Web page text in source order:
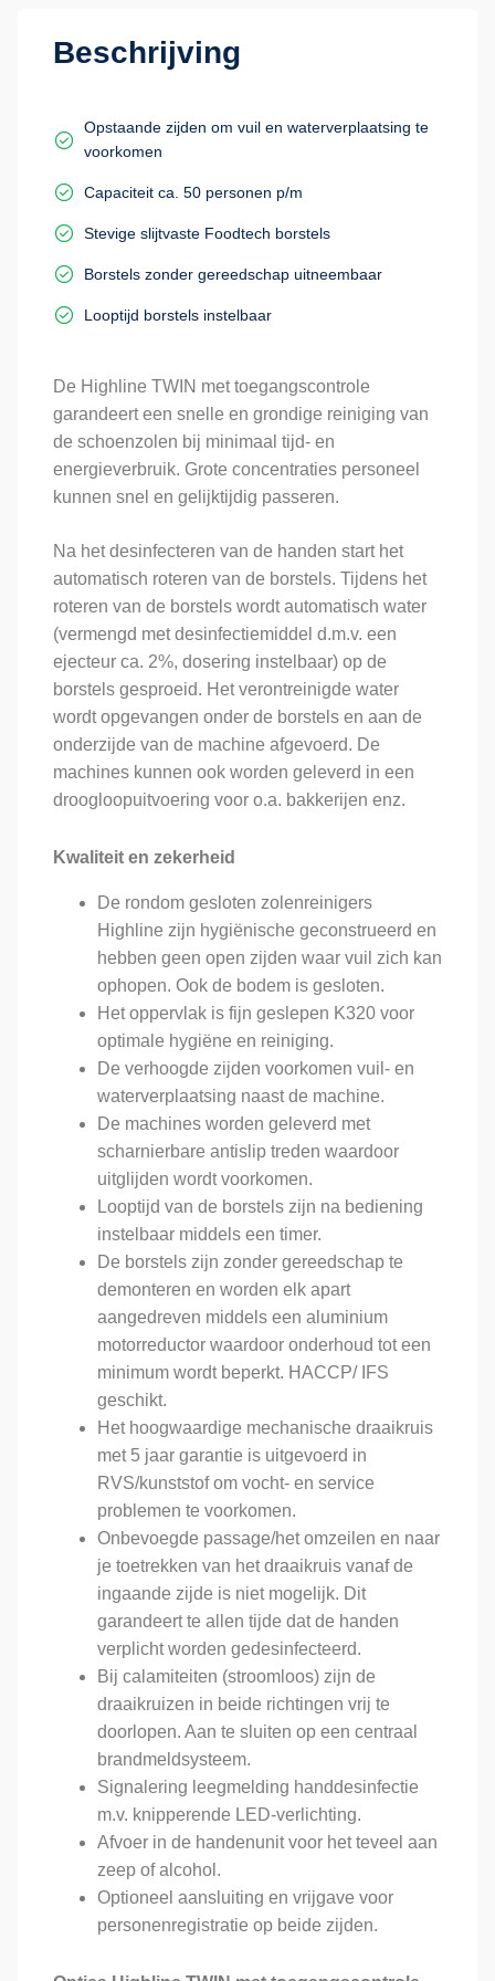
Beschrijving
Opstaande zijden om vuil en waterverplaatsing te
voorkomen
Capaciteit ca. 50 personen p/m
Stevige slijtvaste Foodtech borstels
Borstels zonder gereedschap uitneembaar
Looptijd borstels instelbaar
De Highline TWIN met toegangscontrole
garandeert een snelle en grondige reiniging van
de schoenzolen bij minimaal tijd- en
energieverbruik. Grote concentraties personeel
kunnen snel en gelijktijdig passeren.
Na het desinfecteren van de handen start het
automatisch roteren van de borstels. Tijdens het
roteren van de borstels wordt automatisch water
(vermengd met desinfectiemiddel d.m.v. een
ejecteur ca. 2%, dosering instelbaar) op de
borstels gesproeid. Het verontreinigde water
wordt opgevangen onder de borstels en aan de
onderzijde van de machine afgevoerd. De
machines kunnen ook worden geleverd in een
droogloopuitvoering voor o.a. bakkerijen enz.
Kwaliteit en zekerheid
De rondom gesloten zolenreinigers
Highline zijn hygiënische geconstrueerd en
hebben geen open zijden waar vuil zich kan
ophopen. Ook de bodem is gesloten.
Het oppervlak is fijn geslepen K320 voor
optimale hygiëne en reiniging.
De verhoogde zijden voorkomen vuil- en
waterverplaatsing naast de machine.
De machines worden geleverd met
scharnierbare antislip treden waardoor
uitglijden wordt voorkomen.
Looptijd van de borstels zijn na bediening
instelbaar middels een timer.
De borstels zijn zonder gereedschap te
demonteren en worden elk apart
aangedreven middels een aluminium
motorreductor waardoor onderhoud tot een
minimum wordt beperkt. HACCP/ IFS
geschikt.
Het hoogwaardige mechanische draaikruis
met 5 jaar garantie is uitgevoerd in
RVS/kunststof om vocht- en service
problemen te voorkomen.
Onbevoegde passage/het omzeilen en naar
je toetrekken van het draaikruis vanaf de
ingaande zijde is niet mogelijk. Dit
garandeert te allen tijde dat de handen
verplicht worden gedesinfecteerd.
Bij calamiteiten (stroomloos) zijn de
draaikruizen in beide richtingen vrij te
doorlopen. Aan te sluiten op een centraal
brandmeldsysteem.
Signalering leegmelding handdesinfectie
m.v. knipperende LED-verlichting.
Afvoer in de handenunit voor het teveel aan
zeep of alcohol.
Optioneel aansluiting en vrijgave voor
personenregistratie op beide zijden.